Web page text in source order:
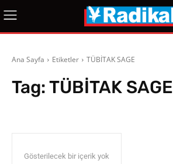
Ana Sayfa Etiketler TÜBİTAK SAGE
Tag:TÜBİTAK SAGE
Gösterilecek bir içerik yok